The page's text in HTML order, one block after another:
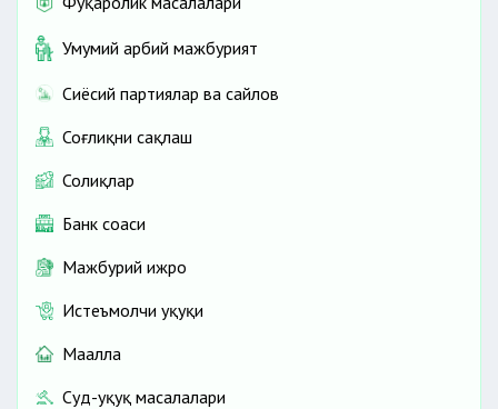
Умумий ҳарбий мажбурият
Сиёсий партиялар ва сайлов
Соғлиқни сақлаш
Солиқлар
Банк соҳаси
Мажбурий ижро
Истеъмолчи ҳуқуқи
Маҳалла
Суд-ҳуқуқ масалалари